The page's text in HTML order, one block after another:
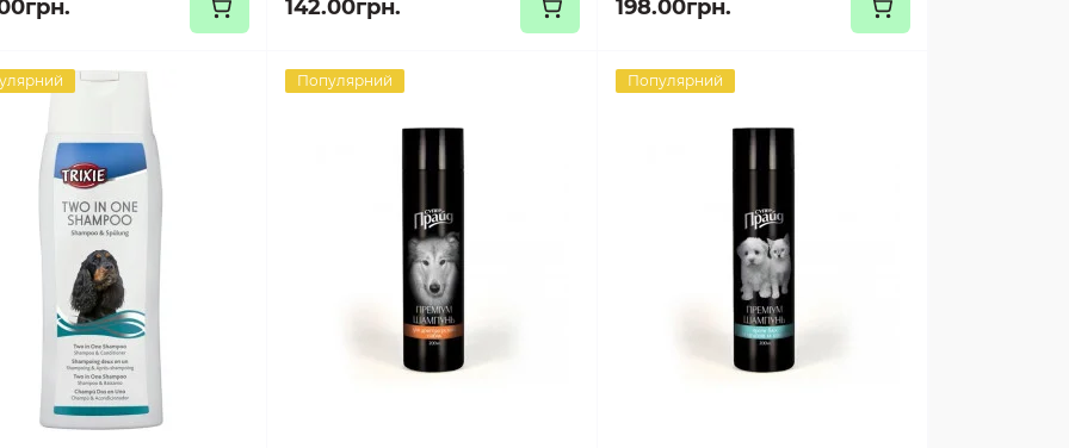
142.00грн. 198.00грн.
Популярний Популярний